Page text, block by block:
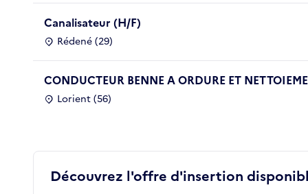
Canalisateur (H/F)
Rédené (29)
CONDUCTEUR BENNE A ORDURE ET
Lorient (56)
Découvrez l'offre d'insertion